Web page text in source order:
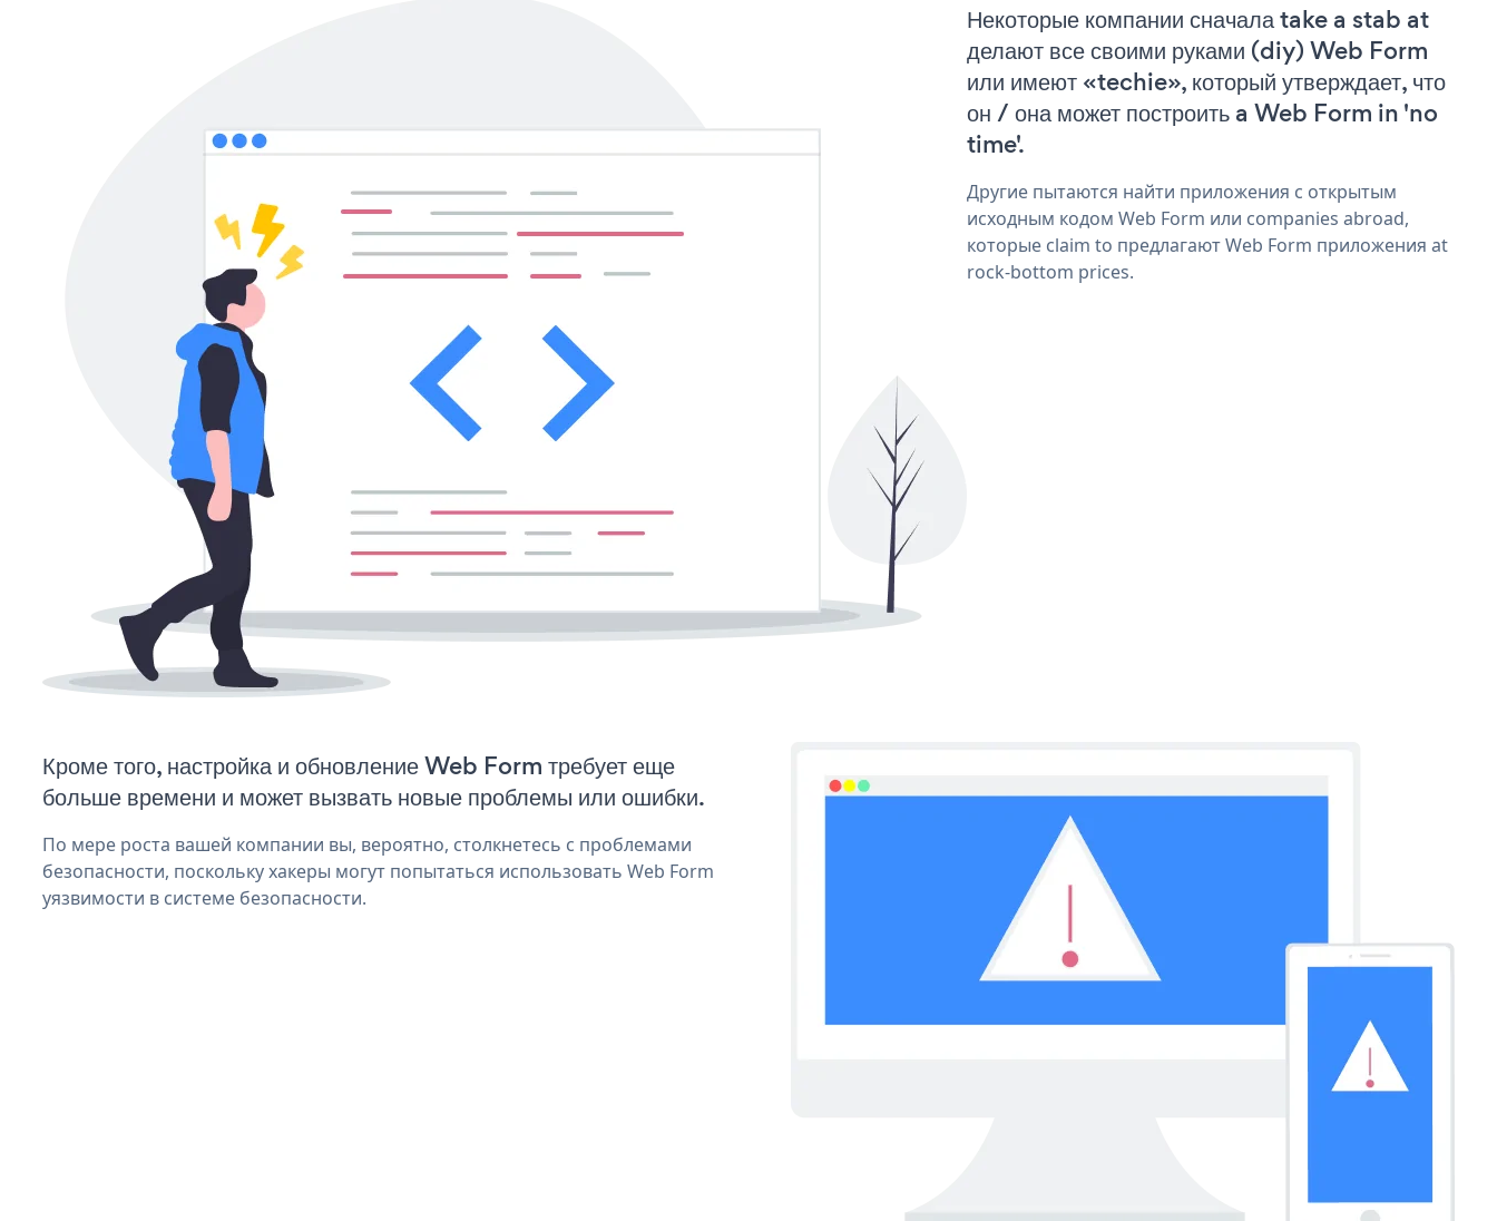
Некоторые компании сначала take a stab at
делают все своими руками (diy) Web Form
или имеют «techie», который утверждает, что
он / она может построить a Web Form in 'no
time'.
Другие пытаются найти приложения с открытым
исходным кодом Web Form или companies abroad,
которые claim to предлагают Web Form приложения at
rock-bottom prices.
Кроме того, настройка и обновление Web Form требует еще
больше времени и может вызвать новые проблемы или ошибки.
По мере роста вашей компании вы, вероятно, столкнетесь с проблемами
безопасности, поскольку хакеры могут попытаться использовать Web Form
уязвимости в системе безопасности.